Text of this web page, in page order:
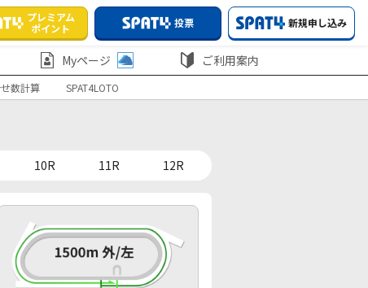
プレミアム
ポイント
投票 新規申し込み
Myページ ご利用案内
数計算 SPAT4LOTO
10R 11R 12R